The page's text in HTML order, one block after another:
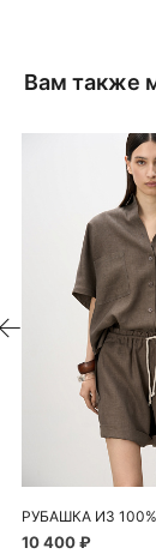
Вам также
10 400 ₽